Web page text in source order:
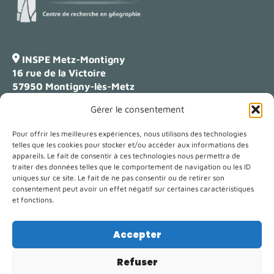
Gérer le consentement
Pour offrir les meilleures expériences, nous utilisons des technologies
telles que les cookies pour stocker et/ou accéder aux informations des
appareils. Le fait de consentir à ces technologies nous permettra de
traiter des données telles que le comportement de navigation ou les ID
uniques sur ce site. Le fait de ne pas consentir ou de retirer son
consentement peut avoir un effet négatif sur certaines caractéristiques
et fonctions.
Accepter
Refuser
INSPE Metz-Montigny
16 rue de la Victoire
57950 Montigny-lès-Metz
Campus Lettres
54000 Nancy
contact-loterr@univ-lorraine.fr